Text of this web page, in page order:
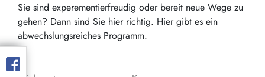
Sie sind experementierfreudig oder bereit neue Wege zu
gehen? Dann sind Sie hier richtig. Hier gibt es ein
abwechslungsreiches Programm.